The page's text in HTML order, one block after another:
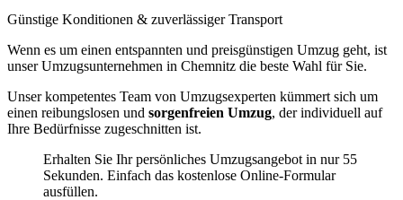
Günstige Konditionen & zuverlässiger Transport
Wenn es um einen entspannten und preisgünstigen Umzug geht, ist
unser Umzugsunternehmen in Chemnitz die beste Wahl für Sie.
Unser kompetentes Team von Umzugsexperten kümmert sich um
einen reibungslosen und sorgenfreien Umzug, der individuell auf
Ihre Bedürfnisse zugeschnitten ist.
Erhalten Sie Ihr persönliches Umzugsangebot in nur 55
Sekunden. Einfach das kostenlose Online-Formular
ausfüllen.